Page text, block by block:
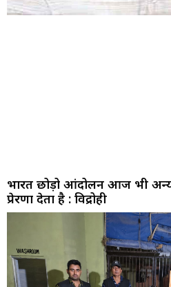
भारत छोड़ो आंदोलन आज भी
प्रेरणा देता है : विद्रोही